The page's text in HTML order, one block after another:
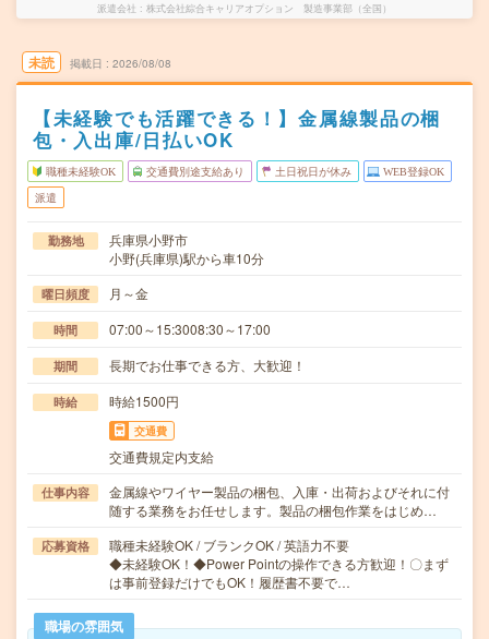
派遣会社 株式会社綜合キャリアオプション 製造事業部（全国）
未読 掲載日 2026/08/08
【未経験でも活躍できる！】金属線製品の梱
包・入出庫/日払いOK
職種未経験OK 交通費別途支給あり 土日祝日が休み WEB登録OK
派遣
勤務地
兵庫県小野市
小野(兵庫県)駅から車10分
曜日頻度 月～金
時間 07:00～15:3008:30～17:00
期間 長期でお仕事できる方、大歓迎！
時給 時給1500円
交通費
交通費規定内支給
仕事内容
金属線やワイヤー製品の梱包、入庫・出荷およびそれに付
随する業務をお任せします。製品の梱包作業をはじめ…
応募資格
職種未経験OK / ブランクOK / 英語力不要
◆未経験OK！◆Power Pointの操作できる方歓迎！〇まず
は事前登録だけでもOK！履歴書不要で…
職場の雰囲気